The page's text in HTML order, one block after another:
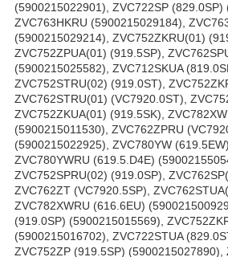
(5900215022901), ZVC722SP (829.0SP)
ZVC763HKRU (5900215029184),
(5900215029214), ZVC752ZKRU(01)
ZVC752ZPUA(01) (919.5SP),
(5900215025582), ZVC712SKUA
ZVC752STRU(02) (919.0ST),
ZVC762STRU(01) (VC7920.0ST),
ZVC752ZKUA(01) (919.5SK),
(5900215011530), ZVC762ZPRU
(5900215022925), ZVC780YW
ZVC780YWRU (619.5.D4E)
ZVC752SPRU(02) (919.0SP),
ZVC762ZT (VC7920.5SP),
ZVC782XWRU (616.6EU)
(919.0SP) (5900215015569),
(5900215016702), ZVC722STUA
ZVC752ZP (919.5SP) (5900215027890),